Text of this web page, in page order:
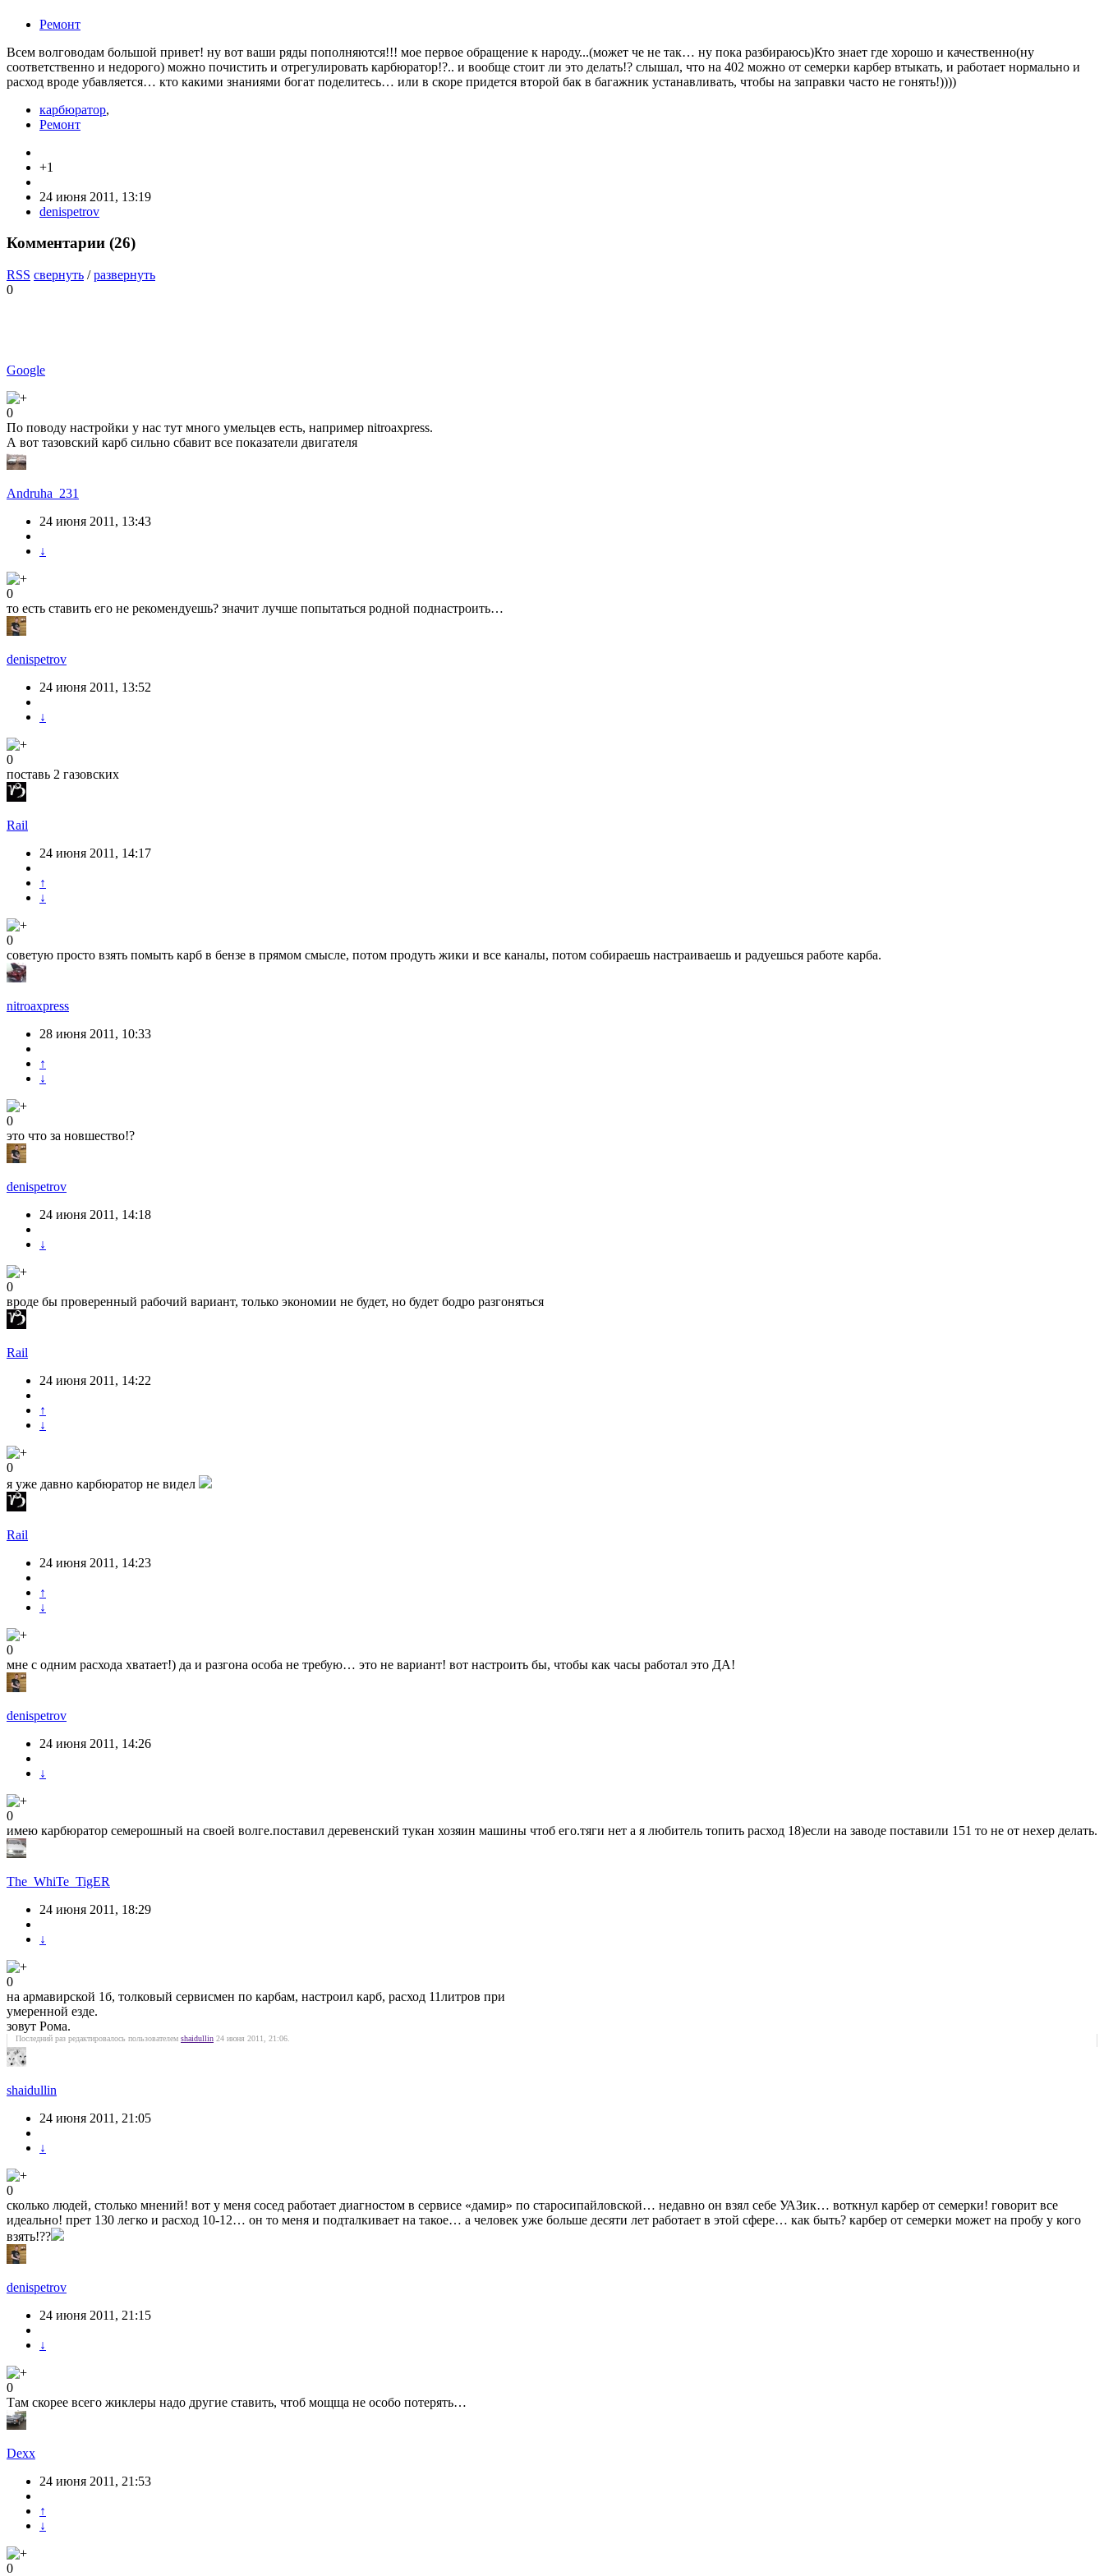
Ремонт
Всем волговодам большой привет! ну вот ваши ряды пополняются!!! мое первое обращение к народу...(может че не так… ну пока разбираюсь)Кто знает где хорошо и качественно(ну
соответственно и недорого) можно почистить и отрегулировать карбюратор!?.. и вообще стоит ли это делать!? слышал, что на 402 можно от семерки карбер втыкать, и работает нормально и
расход вроде убавляется… кто какими знаниями богат поделитесь… или в скоре придется второй бак в багажник устанавливать, чтобы на заправки часто не гонять!))))
карбюратор,
Ремонт
+1
24 июня 2011, 13:19
denispetrov
Комментарии (26)
RSS свернуть /развернуть
0
Google
0
По поводу настройки у нас тут много умельцев есть, например nitroaxpress.
А вот тазовский карб сильно сбавит все показатели двигателя
Andruha_231
24 июня 2011, 13:43
↓
0
то есть ставить его не рекомендуешь? значит лучше попытаться родной поднастроить…
denispetrov
24 июня 2011, 13:52
↓
0
поставь 2 газовских
Rail
24 июня 2011, 14:17
↑
↓
0
советую просто взять помыть карб в бензе в прямом смысле, потом продуть жики и все каналы, потом собираешь настраиваешь и радуешься работе карба.
nitroaxpress
28 июня 2011, 10:33
↑
↓
0
это что за новшество!?
denispetrov
24 июня 2011, 14:18
↓
0
вроде бы проверенный рабочий вариант, только экономии не будет, но будет бодро разгоняться
Rail
24 июня 2011, 14:22
↑
↓
0
я уже давно карбюратор не видел
Rail
24 июня 2011, 14:23
↑
↓
0
мне с одним расхода хватает!) да и разгона особа не требую… это не вариант! вот настроить бы, чтобы как часы работал это ДА!
denispetrov
24 июня 2011, 14:26
↓
0
имею карбюратор семерошный на своей волге.поставил деревенский тукан хозяин машины чтоб его.тяги нет а я любитель топить расход 18)если на заводе поставили 151 то не от нехер делать.
The_WhiTe_TigER
24 июня 2011, 18:29
↓
0
на армавирской 1б, толковый сервисмен по карбам, настроил карб, расход 11литров при
умеренной езде.
зовут Рома.
Последний раз редактировалось пользователем shaidullin 24 июня 2011, 21:06.
shaidullin
24 июня 2011, 21:05
↓
0
сколько людей, столько мнений! вот у меня сосед работает диагностом в сервисе «дамир» по старосипайловской… недавно он взял себе УАЗик… воткнул карбер от семерки! говорит все
идеально! прет 130 легко и расход 10-12… он то меня и подталкивает на такое… а человек уже больше десяти лет работает в этой сфере… как быть? карбер от семерки может на пробу у кого
взять!??
denispetrov
24 июня 2011, 21:15
↓
0
Там скорее всего жиклеры надо другие ставить, чтоб мощща не особо потерять…
Dexx
24 июня 2011, 21:53
↑
↓
0